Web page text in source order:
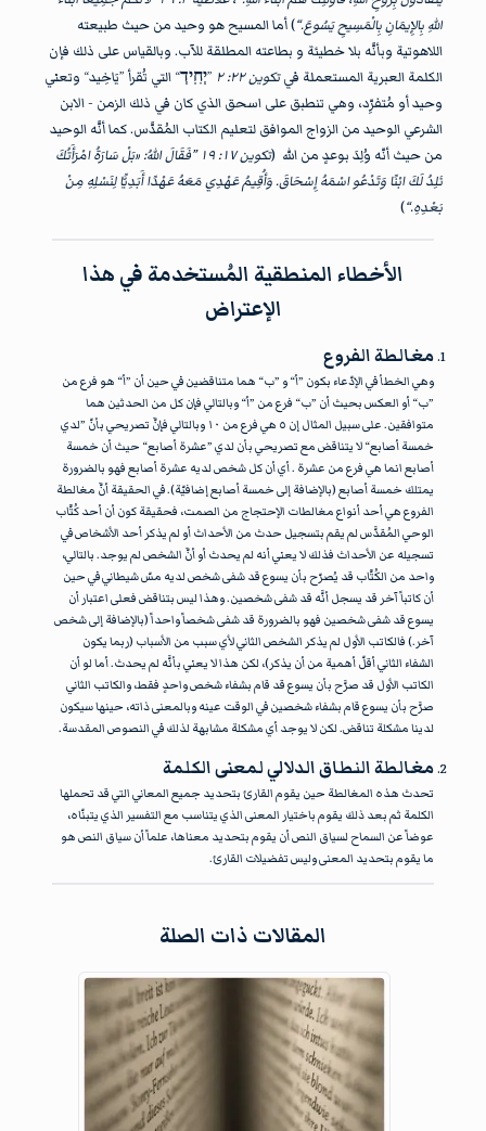
اللهِ بِالإِيمَانِ بِالْمَسِيحِ يَسُوعَ.“) أما المسيح هو وحيد من حيث طبيعته
اللاهوتية وبأنَّه بلا خطيئة و بطاعته المطلقة للآب. وبالقياس على ذلك فإن
الكلمة العبرية المستعملة فيتكوين ٢٢: ٢ ”יְחִֽידְ“ التي تُقرأ ”يَاخِيد“ وتعني
وحيد أو مُتفرِّد، وهي تنطبق على اسحق الذي كان في ذلك الزمن - الابن
الشرعي الوحيد من الزواج الموافق لتعليم الكتاب المُقدَّس. كما أنَّه الوحيد
من حيث أنّه وُلِدَ بوعدٍ من الله (
تكوين ١٧: ١٩ ”فَقَالَ اللهُ: «بَلْ سَارَةُ امْرَأَتُكَ
تَلِدُ لَكَ ابْنًا وَتَدْعُو اسْمَهُ إِسْحَاقَ. وَأُقِيمُ عَهْدِي مَعَهُ عَهْدًا أَبَدِيًّا لِنَسْلِهِ مِنْ
بَعْدِهِ.“)
الأخطاء المنطقية المُستخدمة في هذا
الإعتراض
مغالطة الفروع
وهي الخطأ في الإدّعاء بكون ”أ“ و ”ب“ هما متناقضين في حين أن ”أ“ هو فرع من
”ب“ أو العكس بحيث أن ”ب“ فرع من ”أ“ وبالتالي فإن كل من الحدثين هما
متوافقين. على سبيل المثال إن ٥ هي فرع من ١٠ وبالتالي فإنَّ تصريحي بأنّ ”لدي
خمسة أصابع“ لا يتناقض مع تصريحي بأن لدي ”عشرة أصابع“ حيث أن خمسة
أصابع انما هي فرع من عشرة . أي أن كل شخص لديه عشرة أصابع فهو بالضرورة
يمتلك خمسة أصابع (بالإضافة إلى خمسة أصابع إضافيّة). في الحقيقة أنَّ مغالطة
الفروع هي أحد أنواع مغالطات الإحتجاج من الصمت، فحقيقة كون أن أحد كُتَّاب
الوحي المُقدَّس لم يقم بتسجيل حدث من الأحداث أو لم يذكر أحد الأشخاص في
تسجيله عن الأحداث فذلك لا يعني أنه لم يحدث أو أنَّ الشخص لم يوجد. بالتالي،
واحد من الكُتَّاب قد يُصرّح بأن يسوع قد شفى شخص لديه مسّ شيطاني في حين
أن كاتباً آخر قد يسجل أنَّه قد شفى شخصين. وهذا ليس بتناقض فعلى اعتبار أن
يسوع قد شفى شخصين فهو بالضرورة قد شفى شخصاً واحداً (بالإضافة إلى شخص
آخر.) فالكاتب الأول لم يذكر الشخص الثاني لأي سبب من الأسباب (ربما يكون
الشفاء الثاني أقلّ أهمية من أن يذكر)، لكن هذا لا يعني بأنَّه لم يحدث. أما لو أن
الكاتب الأول قد صرَّح بأن يسوع قد قام بشفاء شخص واحدٍ فقط، والكاتب الثاني
صرَّح بأن يسوع قام بشفاء شخصين في الوقت عينه وبالمعنى ذاته، حينها سيكون
لدينا مشكلة تناقض. لكن لا يوجد أي مشكلة مشابهة لذلك في النصوص المقدسة.
مغالطة النطاق الدلالي لمعنى الكلمة
تحدث هذه المغالطة حين يقوم القارئ بتحديد جميع المعاني التي قد تحملها
الكلمة ثم بعد ذلك يقوم باختيار المعنى الذي يتناسب مع التفسير الذي يتبنّاه،
عوضاً عن السماح لسياق النص أن يقوم بتحديد معناها، علماً أن سياق النص هو
ما يقوم بتحديد المعنى وليس تفضيلات القارئ.
المقالات ذات الصلة